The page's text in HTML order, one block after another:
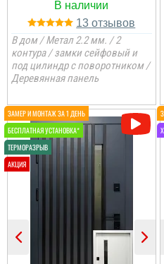
13
В дом / Метал 2.2 мм. / 2
контура / замки сейфовый и
под цилиндр с поворотником /
Деревянная панель